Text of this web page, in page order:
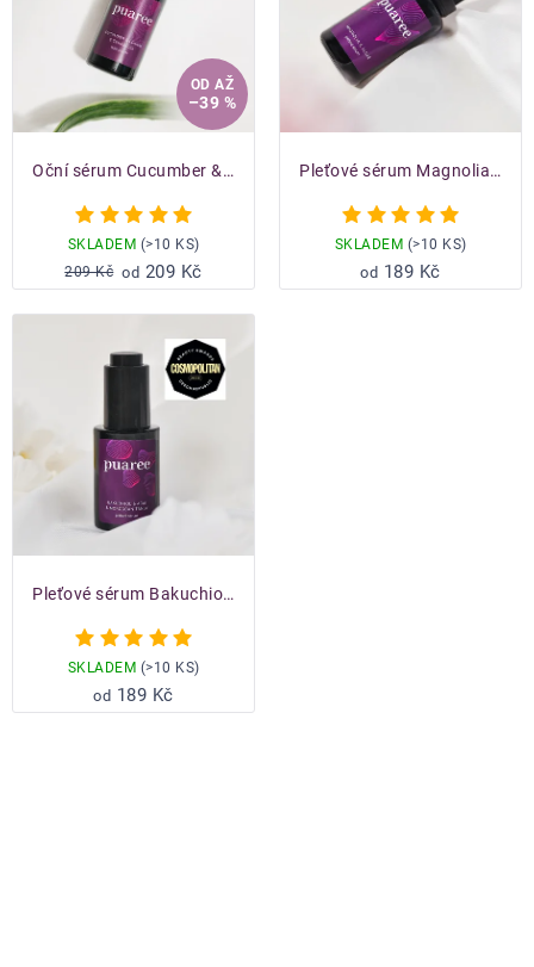
ODAŽ
–39 %
Oční sérum Cucumber & Echium & Ceramides
Průměrné
hodnocení
produktu
je
5
hvězdiček.
SKLADEM (>10 KS)
209 Kč od 209 Kč
Pleťové sérum Magnolia & Algae
SKLADEM (>10 KS)
od 189 Kč
Pleťové sérum Bakuchiol & Acai & Morocca...
Průměrné
hodnocení
produktu
SKLADEM (>10 KS)
od 189 Kč